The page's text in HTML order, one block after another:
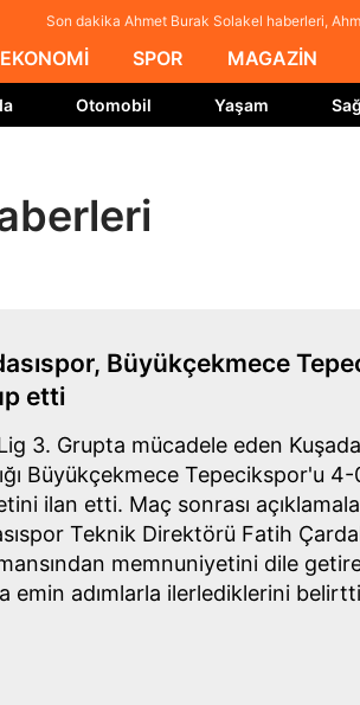
Son dakika Ahmet Burak Solakel haberleri,
EKONOMİ SPOR MAGAZİN
Otomobil Yaşam
Büyükçekmece
etti
3. Grupta mücadele eden
Büyükçekmece Tepecikspor'u
ilan etti. Maç sonrası
Teknik Direktörü Fatih
memnuniyetini dile
emin adımlarla ilerlediklerini